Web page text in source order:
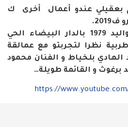
بعقيلي عندو أعمال أخرى ك
هشام بعقيلي من مواليد 1979 بالدار البيضاء الحي
نظرا لتجربتو مع عمالقة
الهادي بلخياط و الفنان محمود
برغوث و القائمة طويلة…
https://